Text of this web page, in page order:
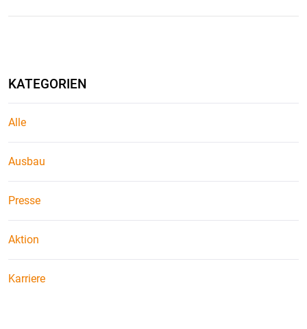
KATEGORIEN
Alle
Ausbau
Presse
Aktion
Karriere